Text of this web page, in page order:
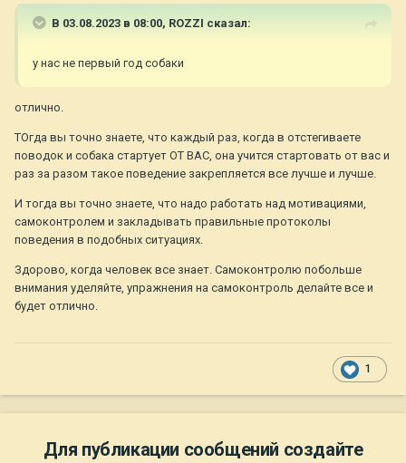
В 03.08.2023 в 08:00, ROZZI сказал:
у нас не первый год собаки
отлично.
ТОгда вы точно знаете, что каждый раз, когда в отстегиваете
поводок и собака стартует ОТ ВАС, она учится стартовать от вас и
раз за разом такое поведение закрепляется все лучше и лучше.
И тогда вы точно знаете, что надо работать над мотивациями,
самоконтролем и закладывать правильные протоколы
поведения в подобных ситуациях.
Здорово, когда человек все знает. Самоконтролю побольше
внимания уделяйте, упражнения на самоконтроль делайте все и
будет отлично.
1
Для публикации сообщений создайте